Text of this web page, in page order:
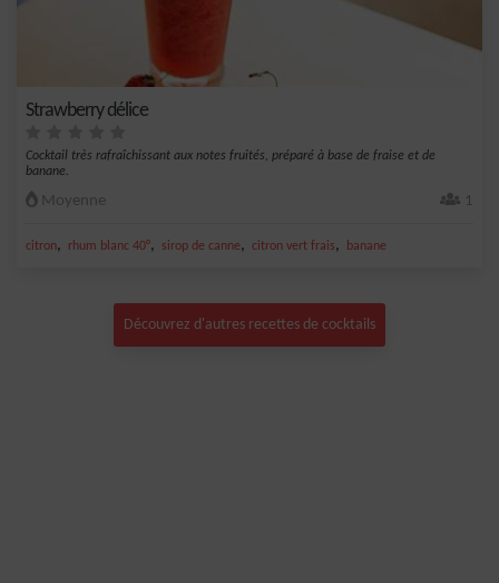
Strawberry délice
Cocktail très rafraîchissant aux notes fruités, préparé à base de fraise et de
banane.
Moyenne 1
citron, rhum blanc 40°, sirop de canne, citron vert frais, banane
Découvrez d'autres recettes de cocktails